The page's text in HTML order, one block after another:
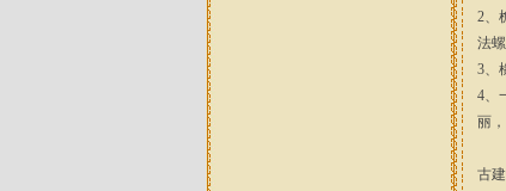
2、
法
3、
4、
丽
古